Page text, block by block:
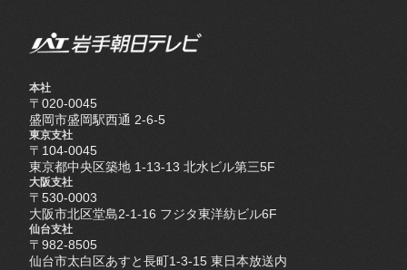
本社
〒020-0045
盛岡市盛岡駅西通 2-6-5
東京支社
〒104-0045
東京都中央区築地 1-13-13 北水ビル第三5F
大阪支社
〒530-0003
大阪市北区堂島2-1-16 フジタ東洋紡ビル6F
仙台支社
〒982-8505
仙台市太白区あすと長町1-3-15 東日本放送内